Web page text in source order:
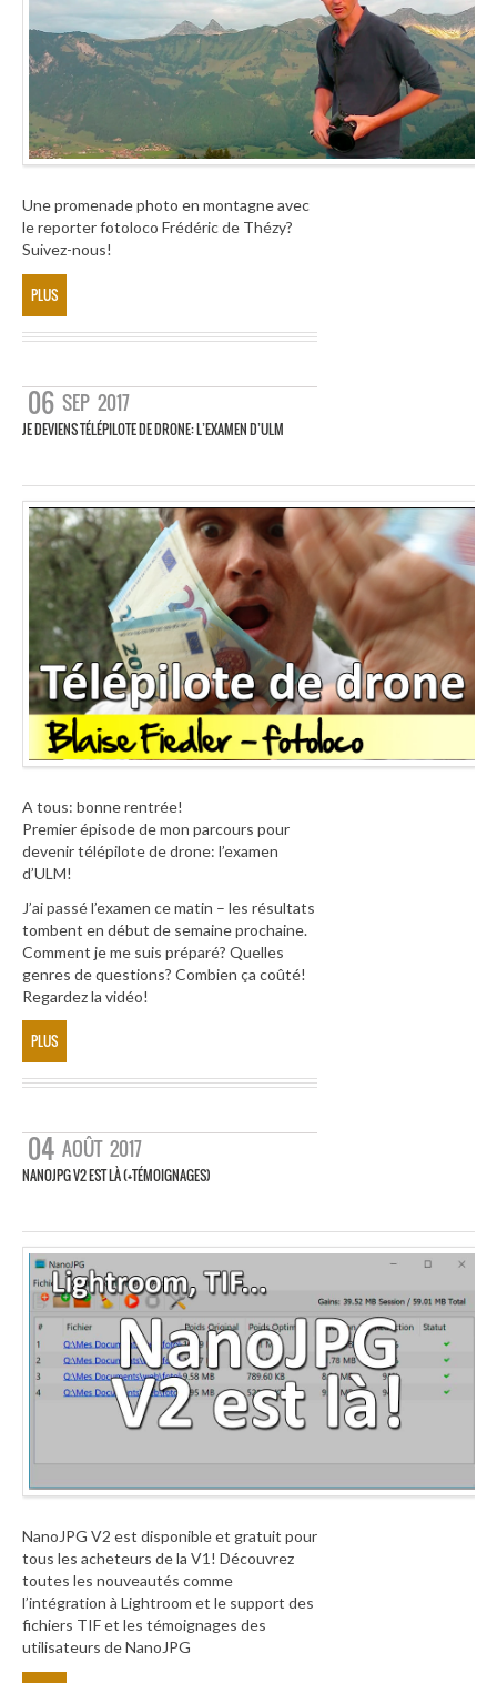
Une promenade photo en montagne avec
le reporter fotoloco Frédéric de Thézy?
Suivez-nous!
PLUS
06 SEP 2017
JE DEVIENS TÉLÉPILOTE DE DRONE: L’EXAMEN D’ULM
A tous: bonne rentrée!
Premier épisode de mon parcours pour
devenir télépilote de drone: l’examen
d’ULM!
J’ai passé l’examen ce matin – les résultats
tombent en début de semaine prochaine.
Comment je me suis préparé? Quelles
genres de questions? Combien ça coûté!
Regardez la vidéo!
PLUS
04 AOÛT 2017
NANOJPG V2 EST LÀ (+TÉMOIGNAGES)
NanoJPG V2 est disponible et gratuit pour
tous les acheteurs de la V1! Découvrez
toutes les nouveautés comme
l’intégration à Lightroom et le support des
fichiers TIF et les témoignages des
utilisateurs de NanoJPG